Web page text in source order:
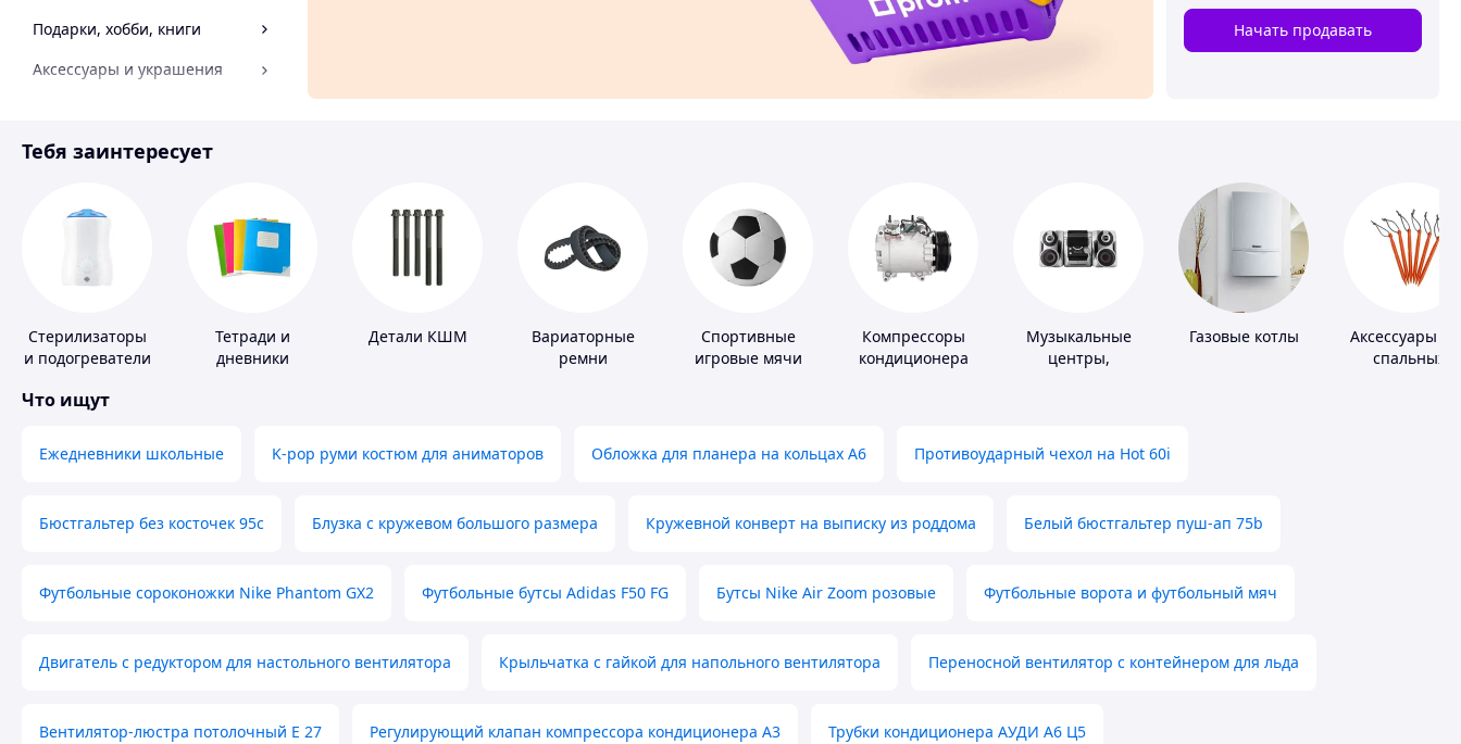
Подарки, хобби, книги
Аксессуары и украшения
Спорт и отдых
Начать продавать
Тебя заинтересует
Стерилизаторы
и подогреватели
питания
Тетради и
дневники
Детали КШМ
Вариаторные
ремни
Спортивные
игровые мячи
Компрессоры
кондиционера
Музыкальные
центры,
Газовые котлы
Аксессуары
спальных
Что ищут
Ежедневники школьные K-pop руми костюм для аниматоров Обложка для планера на кольцах А6 Противоударный чехол на Hot 60i
Бюстгальтер без косточек 95с Блузка с кружевом большого размера Кружевной конверт на выписку из роддома Белый бюстгальтер пуш-ап 75b
Футбольные сороконожки Nike Phantom GX2 Футбольные бутсы Adidas F50 FG Бутсы Nike Air Zoom розовые Футбольные ворота и футбольный мяч
Двигатель с редуктором для настольного вентилятора Крыльчатка с гайкой для напольного вентилятора Переносной вентилятор с контейнером для льда
Вентилятор-люстра потолочный E 27 Регулирующий клапан компрессора кондиционера А3 Трубки кондиционера АУДИ А6 Ц5